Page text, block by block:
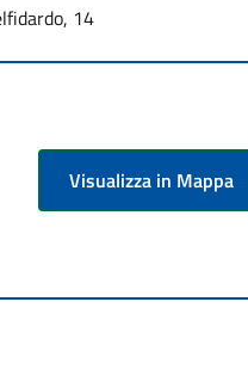
14
Visualizza in Mappa